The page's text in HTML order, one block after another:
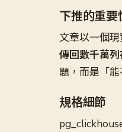
下推的重要
文章以一個現
傳回數千萬
題，而是「
規格細節